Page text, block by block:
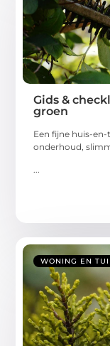
Gids &
groen
Een fijne huis-
onderhoud,
...
WONING EN